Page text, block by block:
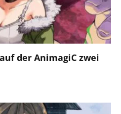
der AnimagiC zwei